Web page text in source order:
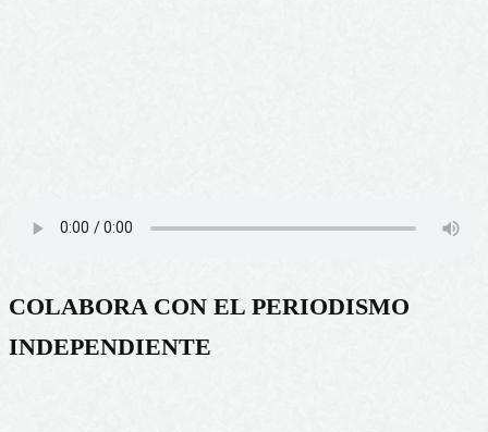
COLABORA CON EL PERIODISMO
INDEPENDIENTE